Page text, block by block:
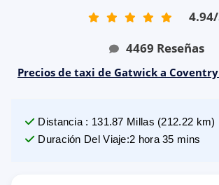
4.94/
4469 Reseñas
Precios de taxi de Gatwick a
Distancia : 131.87 Millas (212.22 km)
Duración Del Viaje:2 hora 35 mins